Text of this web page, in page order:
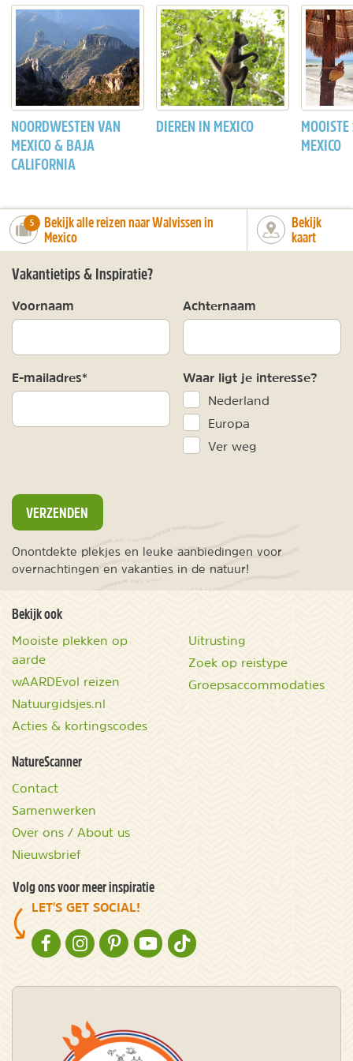
NOORDWESTEN VAN
MEXICO & BAJA
CALIFORNIA
DIEREN IN MEXICO
MEXICO
number_of_trips:
5
Bekijk alle reizen naar Walvissen in
Mexico
Bekijk
kaart
Vakantietips & Inspiratie?
Voornaam Achternaam
E-mailadres* Waar ligt je interesse?
Nederland
Europa
Ver weg
VERZENDEN
Onontdekte plekjes en leuke aanbiedingen voor
overnachtingen en vakanties in de natuur!
Bekijk ook
Mooiste plekken op
aarde
wAARDEvol reizen
Natuurgidsjes.nl
Acties & kortingscodes
Uitrusting
Zoek op reistype
Groepsaccommodaties
NatureScanner
Contact
Samenwerken
Over ons / About us
Nieuwsbrief
Volg ons voor meer inspiratie
LET'S GET SOCIAL!
NATURESCANNER OP FACEBOOK
NATURESCANNER OP INSTAGRAM
NATURESCANNER OP PINTEREST
NATURESCANNER OP YOUTUBE
NATURESCANNER OP TIKTOK